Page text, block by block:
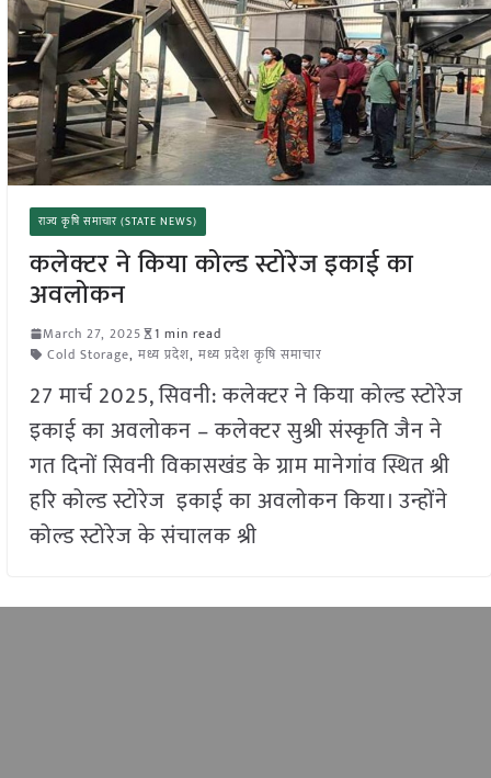
राज्य कृषि समाचार (STATE NEWS)
कलेक्टर ने किया कोल्ड स्टोरेज इकाई का
अवलोकन
March 27, 2025
1 min read
Cold Storage, मध्य प्रदेश, मध्य प्रदेश कृषि समाचार
27 मार्च 2025, सिवनी: कलेक्टर ने किया कोल्ड स्टोरेज
इकाई का अवलोकन – कलेक्टर सुश्री संस्कृति जैन ने
गत दिनों सिवनी विकासखंड के ग्राम मानेगांव स्थित श्री
हरि कोल्ड स्टोरेज इकाई का अवलोकन किया। उन्होंने
कोल्ड स्टोरेज के संचालक श्री